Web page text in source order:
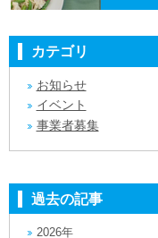
カテゴリ
お知らせ
イベント
事業者募集
過去の記事
2026年